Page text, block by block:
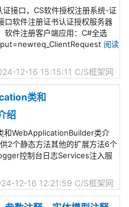
接口，CS软件授权注册系统-证
口软件注册证书认证授权服务器
软件注册客户端应用：C#全选
阅读
12-16 15:15:11 C/S框架网
类和
绍
和WebApplicationBuilder类介
2个静态方法其他的扩展方法6个
控制台日志Services注入服
12-16 12:21:59 C/S框架网